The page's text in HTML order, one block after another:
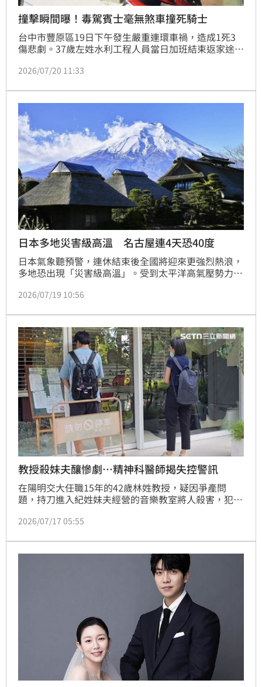
撞擊瞬間曝！毒駕賓士毫無煞車撞死騎士
台中市豐原區19日下午發生嚴重連環車禍，造成1死3
傷悲劇。37歲左姓水利工程人員當日加班結束返家途
左男連人帶車被夾擊，傷重不治。肇事劉女辯稱服用美
似毒駕奪命。這起事故導致左男不幸喪命，家屬悲痛欲
絕，檢警已依公共危險毒駕致死罪嫌將劉女移送偵辦，
並進行相驗釐清案情。毒駕行為嚴重危害用路安全，再
次引發社會對於防制毒品駕駛議題的強烈關注與痛心。
2026/07/20 11:33
日本多地災害級高溫 名古屋連4天恐40度
日本氣象聽預警，連休結束後全國將迎來更強烈熱浪，
多地恐出現「災害級高溫」。受到太平洋高氣壓勢力增
市可能連續4天出現最高氣溫達40度以上的「酷暑
「猛暑日」，當局呼籲民眾嚴防中暑。
2026/07/19 10:56
教授殺妹夫釀慘劇…精神科醫師揭失控警訊
在陽明交大任職15年的42歲林姓教授，疑因爭產問
題，持刀進入紀姓妹夫經營的音樂教室將人殺害，犯下
卻讓外界困惑高知識分子為何會走向極端。精神科醫師
理、心理、社會及精神靈性等多個層面綜合檢視，才能
理解悲劇背後的風險因素。
2026/07/17 05:55